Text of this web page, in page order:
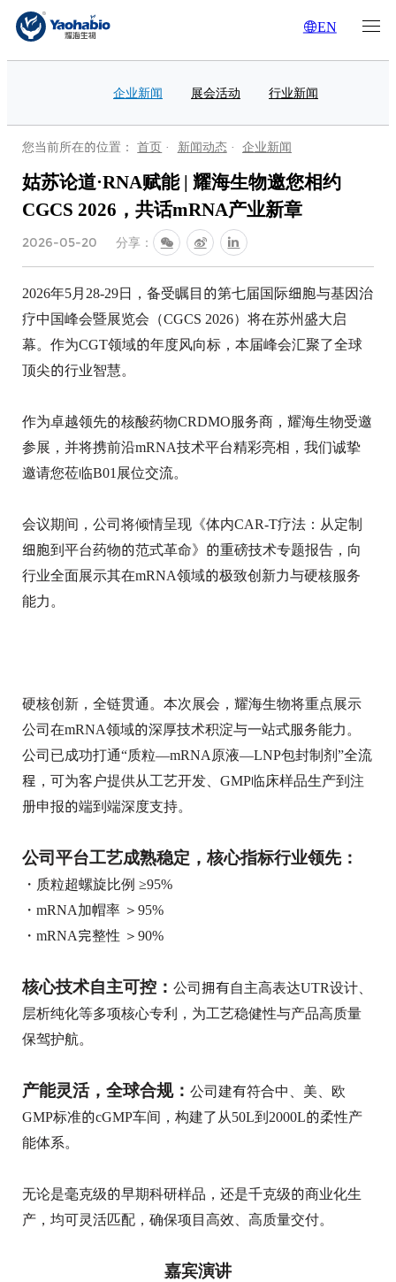
EN
企业新闻 展会活动 行业新闻
您当前所在的位置：首页 · 新闻动态 · 企业新闻
姑苏论道·RNA赋能 | 耀海生物邀您相约
CGCS 2026，共话mRNA产业新章
2026-05-20 分享：
2026年5月28-29日，备受瞩目的第七届国际细胞与基因治
疗中国峰会暨展览会（CGCS 2026）将在苏州盛大启
幕。作为CGT领域的年度风向标，本届峰会汇聚了全球
顶尖的行业智慧。
作为卓越领先的核酸药物CRDMO服务商，耀海生物受邀
参展，并将携前沿mRNA技术平台精彩亮相，我们诚挚
邀请您莅临B01展位交流。
会议期间，公司将倾情呈现《体内CAR-T疗法：从定制
细胞到平台药物的范式革命》的重磅技术专题报告，向
行业全面展示其在mRNA领域的极致创新力与硬核服务
能力。
硬核创新，全链贯通。本次展会，耀海生物将重点展示
公司在mRNA领域的深厚技术积淀与一站式服务能力。
公司已成功打通“质粒—mRNA原液—LNP包封制剂”全流
程，可为客户提供从工艺开发、GMP临床样品生产到注
册申报的端到端深度支持。
公司平台工艺成熟稳定，核心指标行业领先：
・质粒超螺旋比例 ≥95%
・mRNA加帽率 ＞95%
・mRNA完整性 ＞90%
核心技术自主可控：公司拥有自主高表达UTR设计、
层析纯化等多项核心专利，为工艺稳健性与产品高质量
保驾护航。
产能灵活，全球合规：公司建有符合中、美、欧
GMP标准的cGMP车间，构建了从50L到2000L的柔性产
能体系。
无论是毫克级的早期科研样品，还是千克级的商业化生
产，均可灵活匹配，确保项目高效、高质量交付。
嘉宾演讲